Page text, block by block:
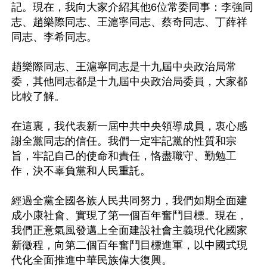
記。現在，我向大家介紹其他6位常委同事：李強同
志、趙樂際同志、王滬寧同志、蔡奇同志、丁薛祥
同志、李希同志。
趙樂際同志、王滬寧同志是十九屆中央政治局常
委，其他同志都是十九屆中央政治局委員，大家都
比較了解。
在這裏，我代表新一屆中共中央領導成員，衷心感
謝全黨同志的信任。我們一定牢記黨的性質和宗
旨，牢記自己的使命和責任，恪盡職守、勤勉工
作，決不辜負黨和人民重託。
經過全黨全國各族人民共同努力，我們如期全面建
成小康社會、實現了第一個百年奮鬥目標。現在，
我們正意氣風發邁上全面建設社會主義現代化國家
新徵程，向第二個百年奮鬥目標進軍，以中國式現
代化全面推進中華民族偉大復興。